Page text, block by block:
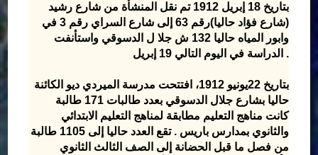
بتاريخ 18 إبريل 1912 تم نقل المنشأة من شارع رشيد
(شارع فؤاد حاليا)رقم 63 إلى شارع السراي رقم 3 في
وابور المياه حاليا 132 ش جلا ل الدسوقي واستأنفت
الدراسة في اليوم التالي 19 إبريل .
بتاريخ 22يونيو 1912، افتتحت مدرسة الميردي ديو الكائنة
حاليا بشارع جلال الدسوقي بعدد طالبات 171 طالبة
كانت مناهج التعليم مطابقة لمناهج التعليم الابتدائي
والثانوي بمدارس باريس . تقع العدد حاليا إلى 1105 طالبة
من فصل ما قبل الحضانة إلى الصف الثالث الثانوي